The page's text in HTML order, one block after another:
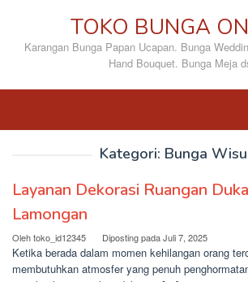
konten
TOKO BUNGA
Karangan Bunga Papan Ucapan. Bunga
Hand Bouquet. Bunga Meja
Kategori: Bunga
Layanan Dekorasi Ruangan
Lamongan
Olehtoko_id12345 Diposting padaJuli 7, 2025
Ketika berada dalam momen kehilangan orang
membutuhkan atmosfer yang penuh